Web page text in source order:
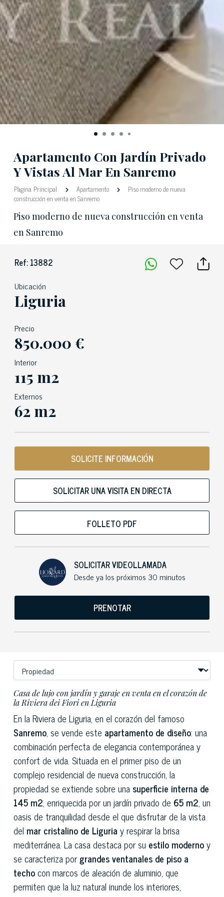
Apartamento Con Jardín Privado
Y Vistas Al Mar En Sanremo
Pàgina Principal Apartamento
Piso moderno de nueva
construcción en venta en Sanremo
Piso moderno de nueva construcción en venta
en Sanremo
Ref: 13882
Ubicación
Liguria
Precio
850.000 €
Interior
115 m2
Externos
62 m2
SOLICITE INFORMACIÓN
SOLICITAR UNA VISITA EN DIRECTA
FOLLETO PDF
SOLICITAR VIDEOLLAMADA
Desde ya los próximos 30 minutos
PRENOTAR
Casa de lujo con jardín y garaje en venta en el corazón de
la Riviera dei Fiori en Liguria
En la Riviera de Liguria, en el corazón del famoso
Sanremo, se vende este apartamento de diseño: una
combinación perfecta de elegancia contemporánea y
confort de vida. Situada en el primer piso de un
complejo residencial de nueva construcción, la
propiedad se extiende sobre una superficie interna de
145 m2, enriquecida por un jardín privado de 65 m2, un
oasis de tranquilidad desde el que disfrutar de la vista
del mar cristalino de Liguria y respirar la brisa
mediterránea. La casa destaca por su estilo modernoy
se caracteriza porgrandes ventanales de piso a
techocon marcos de aleación de aluminio, que
permiten que la luz natural inunde los interiores,